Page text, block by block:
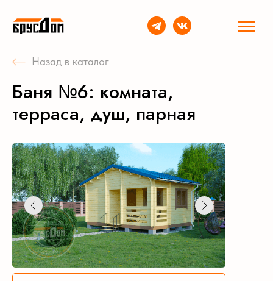
Назад в каталог
Баня №6: комната,
терраса, душ, парная